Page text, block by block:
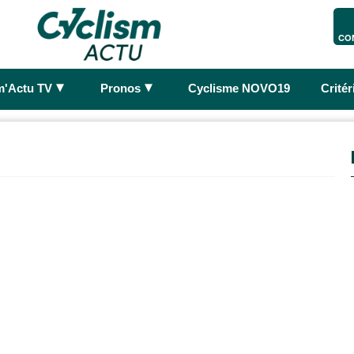
TV ► Pronos ► Cyclisme NOVO19